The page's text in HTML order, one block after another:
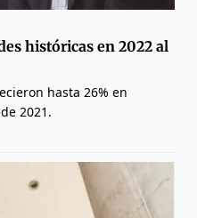
históricas en 2022 al
hasta 26% en
2021.